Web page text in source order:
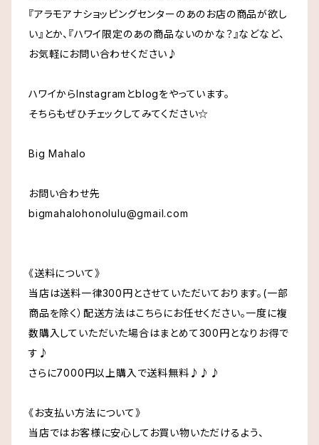
Cameron Hawaii
Maui Divers Jewelry
Lion Coffee
『アラモアナショッピングセンターのあのお店の商品が欲し
い』とか、『ハワイ限定のあの商品ないのかな？』などなど、
お気軽にお問い合わせください♪
ハワイからInstagramとblogをやっています。
そちらもぜひチェックしてみてください☆
Big Mahalo
お問い合わせ先
bigmahalohonolulu@gmail.com
《送料について》
当店は送料一律300円とさせていただいております。(一部
商品を除く）配送方法はこちらにお任せください。一度に複
数購入していただいた場合はまとめて300円となりお得で
す♪
さらに7000円以上購入で送料無料♪♪♪
《お支払い方法について》
当店ではお客様に安心してお買い物いただけるよう、